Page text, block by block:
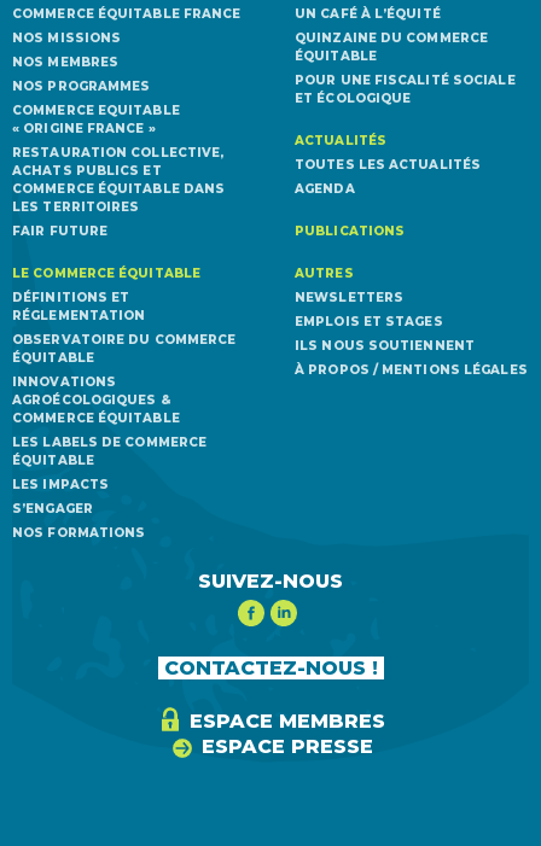
COMMERCE ÉQUITABLE FRANCE
NOS MISSIONS
NOS MEMBRES
NOS PROGRAMMES
COMMERCE EQUITABLE
« ORIGINE FRANCE »
RESTAURATION COLLECTIVE,
ACHATS PUBLICS ET
COMMERCE ÉQUITABLE DANS
LES TERRITOIRES
FAIR FUTURE
LE COMMERCE ÉQUITABLE
DÉFINITIONS ET
RÉGLEMENTATION
OBSERVATOIRE DU COMMERCE
ÉQUITABLE
INNOVATIONS
AGROÉCOLOGIQUES &
COMMERCE ÉQUITABLE
LES LABELS DE COMMERCE
ÉQUITABLE
LES IMPACTS
S’ENGAGER
NOS FORMATIONS
UN CAFÉ À L’ÉQUITÉ
QUINZAINE DU COMMERCE
ÉQUITABLE
POUR UNE FISCALITÉ SOCIALE
ET ÉCOLOGIQUE
ACTUALITÉS
TOUTES LES ACTUALITÉS
AGENDA
PUBLICATIONS
AUTRES
NEWSLETTERS
EMPLOIS ET STAGES
ILS NOUS SOUTIENNENT
À PROPOS / MENTIONS LÉGALES
SUIVEZ-NOUS
CONTACTEZ-NOUS !
ESPACE MEMBRES
ESPACE PRESSE